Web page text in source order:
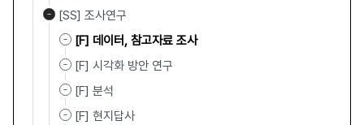
[SS] 조사연구
[F] 데이터, 참고자료 조사
[F] 시각화 방안 연구
[F] 분석
[F] 현지답사